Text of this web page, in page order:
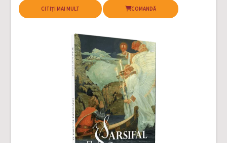
CITIȚI MAI MULT COMANDĂ